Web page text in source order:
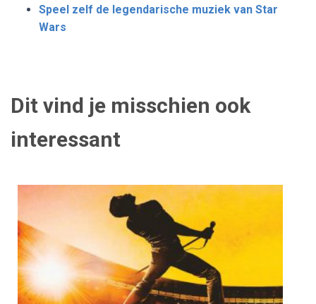
Speel zelf de legendarische muziek van Star
Wars
Dit vind je misschien ook
interessant